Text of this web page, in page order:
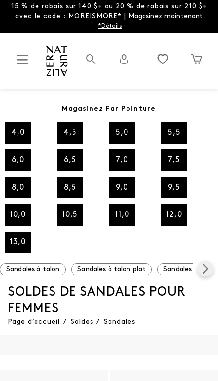
15 % de rabais sur 140 $+ ou 20 % de rabais sur 210 $+
avec le code : MOREISMORE* | Magasinez maintenant
*Détails
Magasinez Par Pointure
4,0 4,5 5,0 5,5
6,0 6,5 7,0 7,5
8,0 8,5 9,0 9,5
10,0 10,5 11,0 12,0
13,0
Sandales à talon Sandales à talon plat Sandales à
SOLDES DE SANDALES POUR
FEMMES
Page d’accueil / Soldes / Sandales